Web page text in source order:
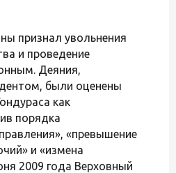
признал увольнения
и проведение
Деяния,
были оценены
как
порядка
«превышение
и «измена
2009 года Верховный